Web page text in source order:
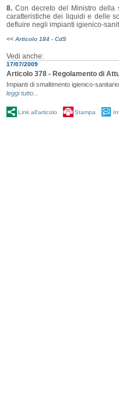
8.Con decreto del Ministro della
caratteristiche dei liquidi e delle
defluire negli impianti igienico-
<< Articolo 184 - CdS
Vedi anche:
17/07/2009
Articolo 378 - Regolamento di
Impianti di smaltimento igienico-
leggi tutto...
Link all'articolo Stampa